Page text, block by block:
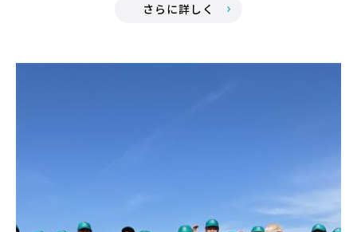
さらに詳しく